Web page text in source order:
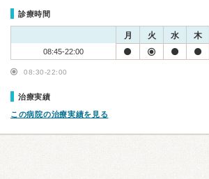
診療時間
月 火 水 木
08:45-22:00
08:30-22:00
治療実績
この病院の治療実績を見る